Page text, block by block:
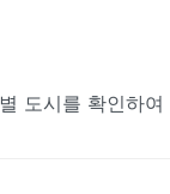
도시를 확인하